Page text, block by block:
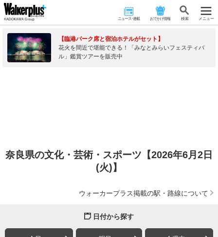
ニュース･連載 おでかけ情報 検 索 メニュー
【臨港パーク席と宿泊ホテルがセット】
花火を間近で堪能できる！「みなとみらいフェスティバ
ル」鑑賞ツアーを販売中
奈良県の文化・芸術・スポーツ【2026年6月2日
(火)】
ウォーカープラス掲載の駅・路線について
日付から探す